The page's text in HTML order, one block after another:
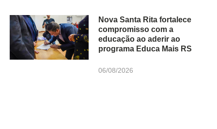
Nova Santa Rita fortalece
compromisso com a
educação ao aderir ao
programa Educa Mais RS
06/08/2026